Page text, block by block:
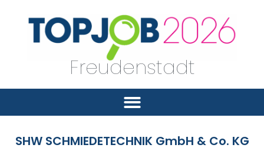
Freudenstadt
SHW SCHMIEDETECHNIK GmbH & Co. KG